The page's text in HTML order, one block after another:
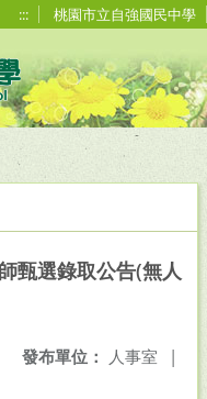
::: 桃園市立自強國民中學
甄選錄取公告(無人
發布單位： 人事室 |